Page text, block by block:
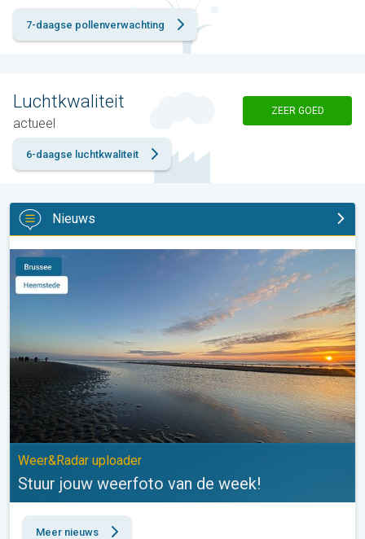
7-daagse pollenverwachting
Luchtkwaliteit
actueel
ZEER GOED
6-daagse luchtkwaliteit
Nieuws
Stuur jouw weerfoto van de week!. Weer&Radar uploader. . .
Weer&Radar uploader
Stuur jouw weerfoto van de week!
Meer nieuws